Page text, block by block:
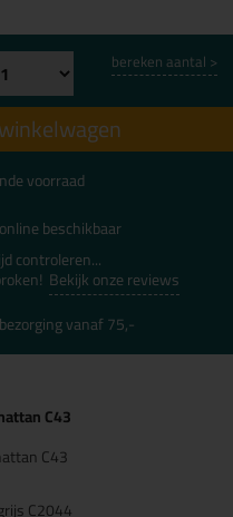
C43
C43
C2044
bereken aantal >
voorraad
beschikbaar
controleren...
Bekijk onze reviews
bezorging vanaf 75,-